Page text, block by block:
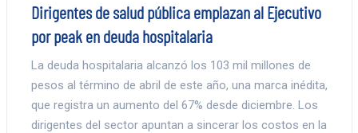
Dirigentes de salud pública emplazan al Ejecutivo
por peak en deuda hospitalaria
La deuda hospitalaria alcanzó los 103 mil millones de
pesos al término de abril de este año, una marca inédita,
que registra un aumento del 67% desde diciembre. Los
dirigentes del sector apuntan a sincerar los costos en la